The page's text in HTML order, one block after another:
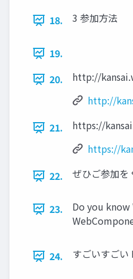
18. 3 参加方法
19.
20.
http://
http://
21.
https://
https://
22.
23.
Do you know
24. すごいすごい